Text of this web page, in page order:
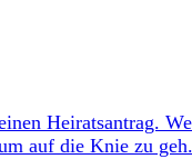
Heiratsantrag.
auf die Knie zu